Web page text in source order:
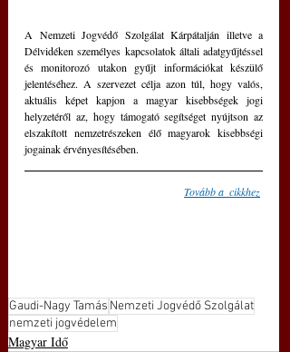
A Nemzeti Jogvédő Szolgálat Kárpátalján illetve a
Délvidéken személyes kapcsolatok általi adatgyűjtéssel
és monitorozó utakon gyűjt információkat készülő
jelentéséhez. A szervezet célja azon túl, hogy valós,
aktuális képet kapjon a magyar kisebbségek jogi
helyzetéről az, hogy támogató segítséget nyújtson az
elszakított nemzetrészeken élő magyarok kisebbségi
jogainak érvényesítésében.
Tovább a  cikkhez
Gaudi-Nagy Tamás Nemzeti Jogvédő Szolgálat
nemzeti jogvédelem
Magyar Idő